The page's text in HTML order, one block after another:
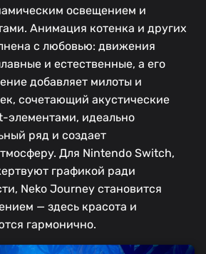
освещением и
Анимация котенка и других
с любовью: движения
и естественные, а его
добавляет милоты и
сочетающий акустические
элементами, идеально
ряд и создает
Для Nintendo Switch,
графикой ради
Neko Journey становится
— здесь красота и
гармонично.